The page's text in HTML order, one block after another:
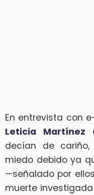
En entrevista con
Leticia Martínez
decían de
miedo debido ya
—señalado por
muerte